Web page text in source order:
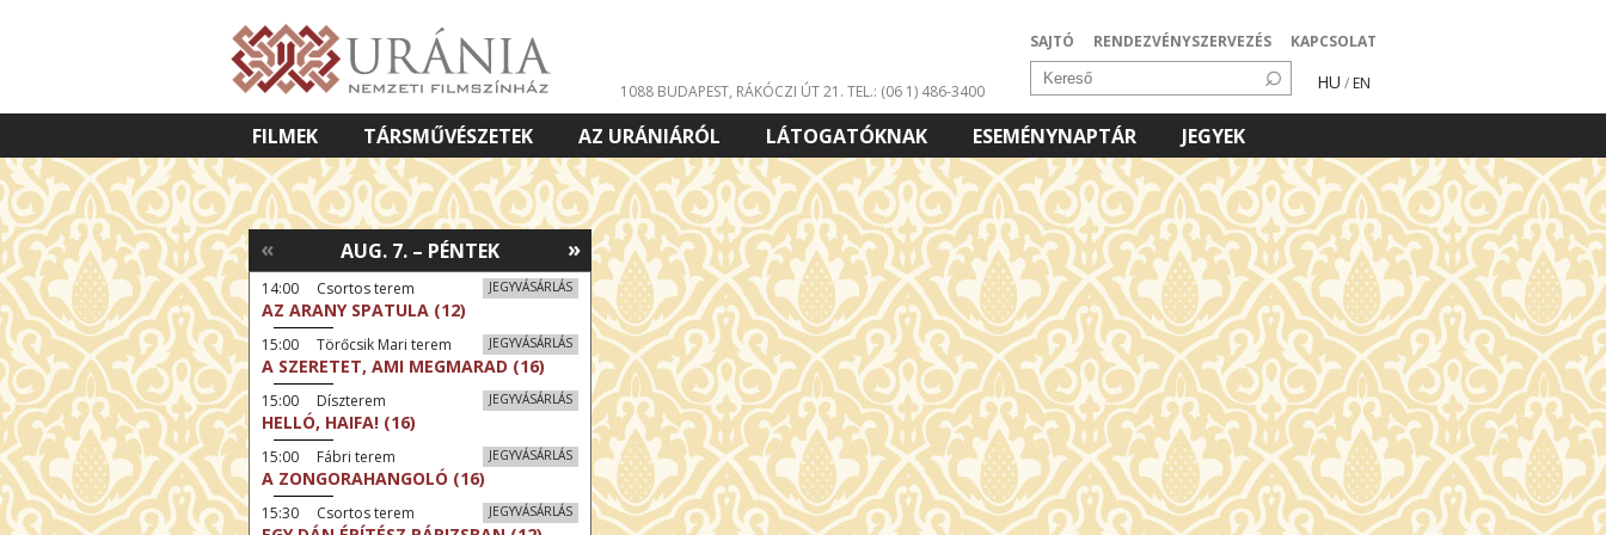
SAJTÓ RENDEZVÉNYSZERVEZÉS KAPCSOLAT
HU / EN
1088 BUDAPEST, RÁKÓCZI ÚT 21. TEL.: (06 1) 486-3400
FILMEK TÁRSMŰVÉSZETEK AZ URÁNIÁRÓL LÁTOGATÓKNAK ESEMÉNYNAPTÁR
JEGYEK
VETÍTETT KÉPES ELŐADÁSOK
»
AUG. 7. – PÉNTEK
«
JEGYVÁSÁRLÁS
14:00 Csortos terem
AZ ARANY SPATULA (12)
JEGYVÁSÁRLÁS
15:00 Törőcsik Mari terem
A SZERETET, AMI MEGMARAD (16)
JEGYVÁSÁRLÁS
15:00 Díszterem
HELLÓ, HAIFA! (16)
JEGYVÁSÁRLÁS
15:00 Fábri terem
A ZONGORAHANGOLÓ (16)
JEGYVÁSÁRLÁS
15:30 Csortos terem